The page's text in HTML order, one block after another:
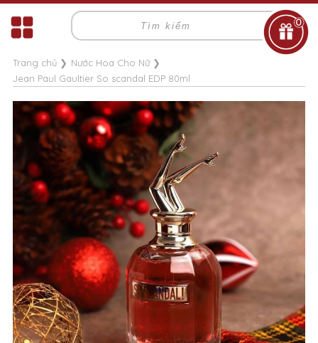
0
Trang chủ❯ Nước Hoa Cho Nữ❯
Jean Paul Gaultier So scandal EDP 80ml